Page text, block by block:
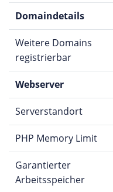
Domaindetails
Weitere Domains
registrierbar
Webserver
Serverstandort
PHP Memory Limit
Garantierter
Arbeitsspeicher